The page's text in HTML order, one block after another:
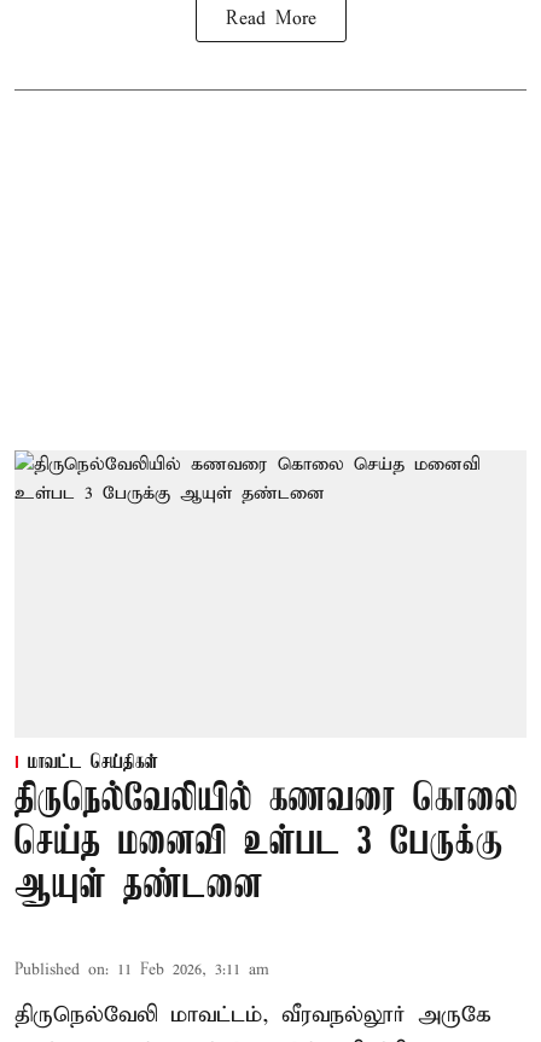
Read More
மாவட்ட செய்திகள்
திருநெல்வேலியில் கணவரை கொலை
செய்த மனைவி உள்பட 3 பேருக்கு
ஆயுள் தண்டனை
Published on: 11 Feb 2026, 3:11 am
திருநெல்வேலி மாவட்டம், வீரவநல்லூர் அருகே